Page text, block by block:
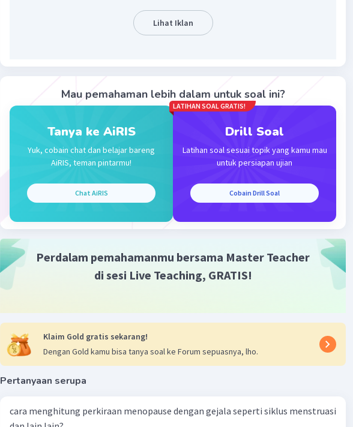
-Batang : beruas-ruas, tidak bercabang.
Iklan
Lihat Iklan
Mau pemahaman lebih dalam untuk soal ini?
Tanya ke AiRIS
Yuk, cobain chat dan belajar bareng
AiRIS, teman pintarmu!
Chat AiRIS
LATIHAN SOAL GRATIS!
Drill Soal
Latihan soal sesuai topik yang kamu mau
untuk persiapan ujian
Cobain Drill Soal
Perdalam pemahamanmu bersama Master Teacher
di sesi Live Teaching, GRATIS!
Klaim Gold gratis sekarang!
Dengan Gold kamu bisa tanya soal ke Forum sepuasnya, lho.
Pertanyaan serupa
cara menghitung perkiraan menopause dengan gejala seperti siklus menstruasi